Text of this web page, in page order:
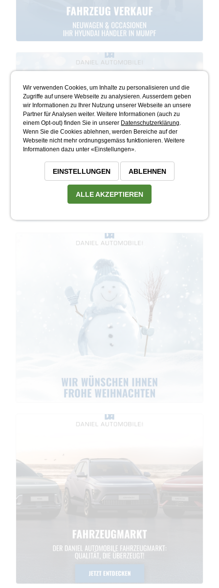
Wir verwenden Cookies, um Inhalte zu personalisieren und die
Zugriffe auf unsere Webseite zu analysieren. Ausserdem geben
wir Informationen zu Ihrer Nutzung unserer Webseite an unsere
Partner für Analysen weiter. Weitere Informationen (auch zu
einem Opt-out) finden Sie in unserer Datenschutzerklärung.
Wenn Sie die Cookies ablehnen, werden Bereiche auf der
Webseite nicht mehr ordnungsgemäss funktionieren. Weitere
Informationen dazu unter «Einstellungen».
EINSTELLUNGEN ABLEHNEN
ALLE AKZEPTIEREN